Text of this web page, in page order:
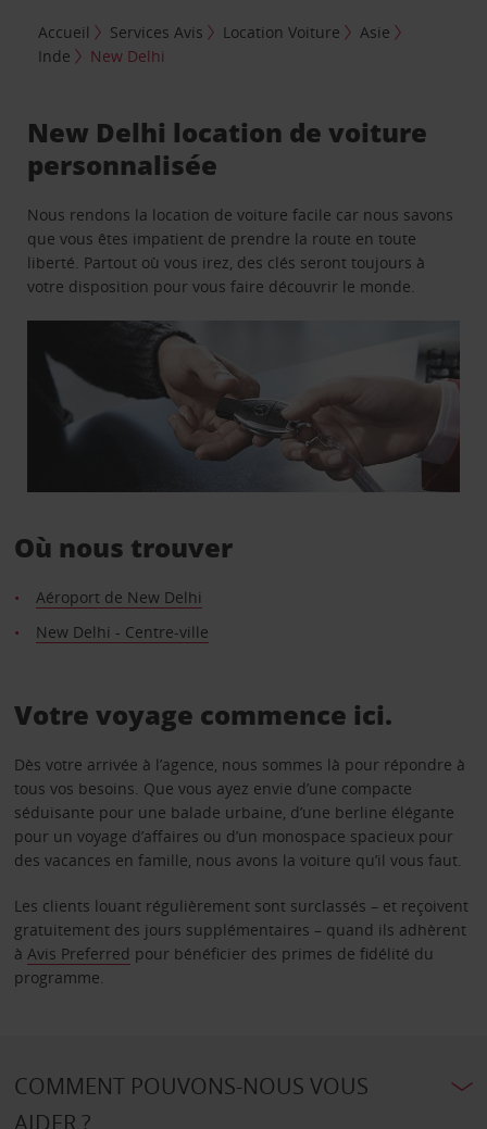
Accueil Services Avis Location Voiture
Asie
Inde
New Delhi
New Delhi location de voiture
personnalisée
Nous rendons la location de voiture facile car nous savons
que vous êtes impatient de prendre la route en toute
liberté. Partout où vous irez, des clés seront toujours à
votre disposition pour vous faire découvrir le monde.
Où nous trouver
Aéroport de New Delhi
New Delhi - Centre-ville
Votre voyage commence ici.
Dès votre arrivée à l’agence, nous sommes là pour répondre à
tous vos besoins. Que vous ayez envie d’une compacte
séduisante pour une balade urbaine, d’une berline élégante
pour un voyage d’affaires ou d’un monospace spacieux pour
des vacances en famille, nous avons la voiture qu’il vous faut.
Les clients louant régulièrement sont surclassés – et reçoivent
gratuitement des jours supplémentaires – quand ils adhèrent
à Avis Preferred pour bénéficier des primes de fidélité du
programme.
COMMENT POUVONS-NOUS VOUS
AIDER ?